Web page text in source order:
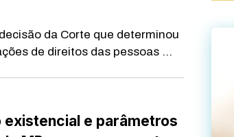
da Corte que determinou
de direitos das pessoas ...
existencial e parâmetros